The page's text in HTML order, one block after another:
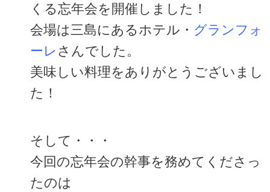
くる忘年会を開催しました！
会場は三島にあるホテル・ グランフォ
ーレ さんでした。
美味しい料理をありがとうございまし
た！
そして・・・
今回の忘年会の幹事を務めてくださっ
たのは